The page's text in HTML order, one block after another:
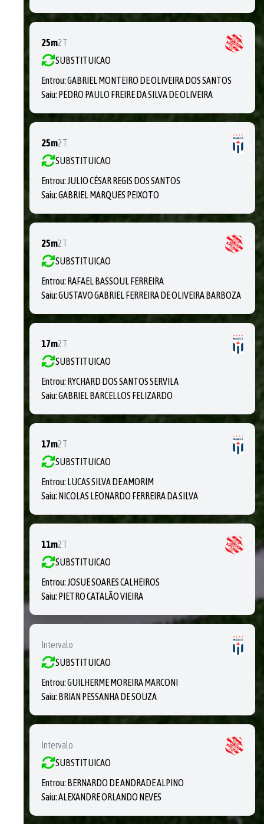
25m2T
SUBSTITUICAO
Entrou:GABRIEL MONTEIRO DE OLIVEIRA DOS SANTOS
Saiu: PEDRO PAULO FREIRE DA SILVA DE OLIVEIRA
25m2T
SUBSTITUICAO
Entrou:JULIO CÉSAR REGIS DOS SANTOS
Saiu:GABRIEL MARQUES PEIXOTO
25m2T
SUBSTITUICAO
Entrou: RAFAEL BASSOUL FERREIRA
Saiu:GUSTAVO GABRIEL FERREIRA DE OLIVEIRA BARBOZA
17m2T
SUBSTITUICAO
Entrou: RYCHARD DOS SANTOS SERVILA
Saiu:GABRIEL BARCELLOS FELIZARDO
17m2T
SUBSTITUICAO
Entrou: LUCAS SILVA DE AMORIM
Saiu: NICOLAS LEONARDO FERREIRA DA SILVA
11m2T
SUBSTITUICAO
Entrou:JOSUE SOARES CALHEIROS
Saiu: PIETRO CATALÃO VIEIRA
Intervalo
SUBSTITUICAO
Entrou:GUILHERME MOREIRA MARCONI
Saiu: BRIAN PESSANHA DE SOUZA
Intervalo
SUBSTITUICAO
Entrou: BERNARDO DE ANDRADE ALPINO
Saiu:ALEXANDRE ORLANDO NEVES